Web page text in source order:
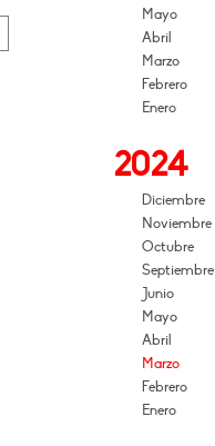
Mayo
Abril
Marzo
Febrero
Enero
2024
Diciembre
Noviembre
Octubre
Septiembre
Junio
Mayo
Abril
Marzo
Febrero
Enero